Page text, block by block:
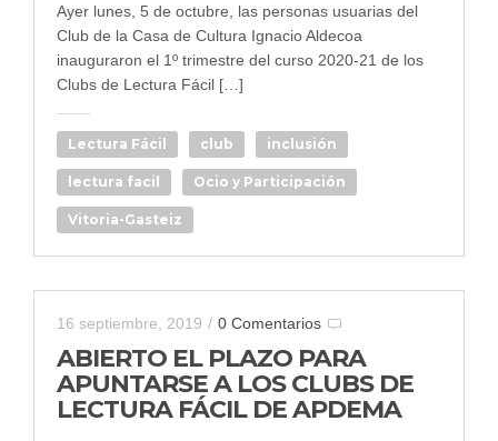
Ayer lunes, 5 de octubre, las personas usuarias del
Club de la Casa de Cultura Ignacio Aldecoa
inauguraron el 1º trimestre del curso 2020-21 de los
Clubs de Lectura Fácil […]
Lectura Fácil club inclusión
lectura facil Ocio y Participación
Vitoria-Gasteiz
16 septiembre, 2019 / 0 Comentarios
ABIERTO EL PLAZO PARA
APUNTARSE A LOS CLUBS DE
LECTURA FÁCIL DE APDEMA